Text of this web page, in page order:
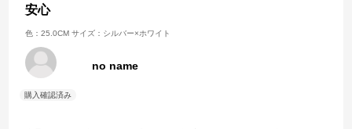
安心
色：25.0CM サイズ：シルバー×ホワイト
no name